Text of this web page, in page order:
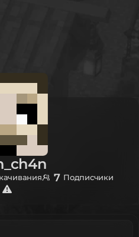
7 Подписчики